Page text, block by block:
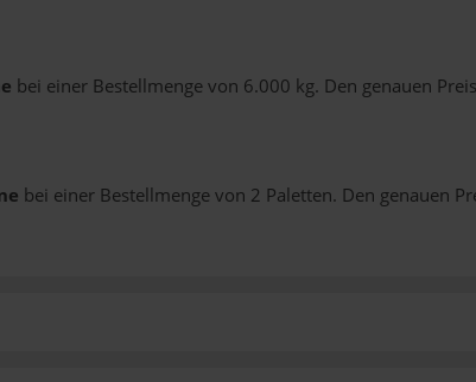
bei einer Bestellmenge von 6.000 kg. Den genauen
bei einer Bestellmenge von 2 Paletten. Den genauen